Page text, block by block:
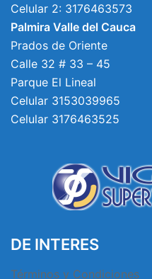
Celular 2: 3176463573
Palmira Valle del Cauca
Prados de Oriente
Calle 32 # 33 – 45
Parque El Lineal
Celular 3153039965
Celular 3176463525
DE INTERES
Términos y Condiciones